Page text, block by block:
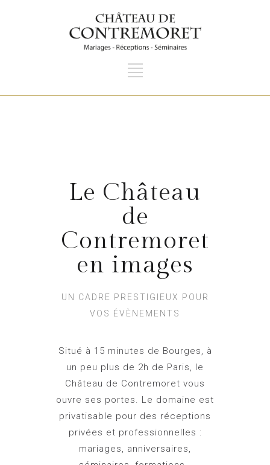
Le Château
de
Contremoret
en images
UN CADRE PRESTIGIEUX POUR
VOS ÉVÈNEMENTS
Situé à 15 minutes de Bourges, à
un peu plus de 2h de Paris, le
Château de Contremoret vous
ouvre ses portes. Le domaine est
privatisable pour des réceptions
privées et professionnelles :
mariages, anniversaires,